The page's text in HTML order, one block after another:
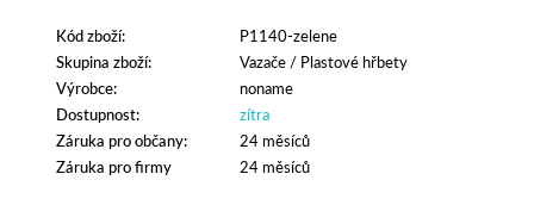
Kód zboží:
P1140-zelene
Skupina zboží:
Vazače / Plastové hřbety
Výrobce:
noname
Dostupnost:
zítra
Záruka pro občany:
24 měsíců
Záruka pro firmy
24 měsíců